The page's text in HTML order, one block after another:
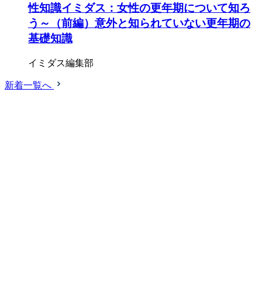
性知識イミダス：女性の更年期について知ろ
う～（前編）意外と知られていない更年期の
基礎知識
イミダス編集部
新着一覧へ